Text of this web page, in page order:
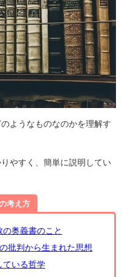
ようなものなのかを理解す
やすく、簡単に説明してい
考え方
奥義書のこと
批判から生まれた思想
ている哲学